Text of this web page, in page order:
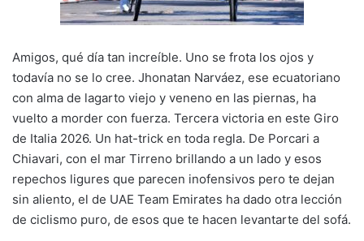
k
Amigos, qué día tan increíble. Uno se frota los ojos y
todavía no se lo cree. Jhonatan Narváez, ese ecuatoriano
con alma de lagarto viejo y veneno en las piernas, ha
vuelto a morder con fuerza. Tercera victoria en este Giro
de Italia 2026. Un hat-trick en toda regla. De Porcari a
Chiavari, con el mar Tirreno brillando a un lado y esos
repechos ligures que parecen inofensivos pero te dejan
sin aliento, el de UAE Team Emirates ha dado otra lección
de ciclismo puro, de esos que te hacen levantarte del sofá.